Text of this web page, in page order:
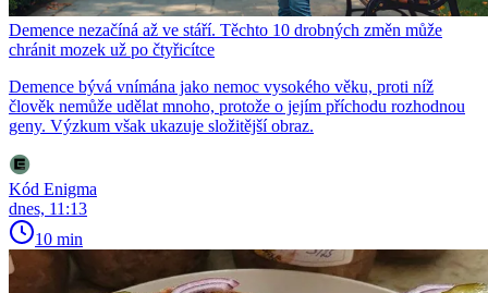
Demence nezačíná až ve stáří. Těchto 10 drobných změn může
chránit mozek už po čtyřicítce
Demence bývá vnímána jako nemoc vysokého věku, proti níž
člověk nemůže udělat mnoho, protože o jejím příchodu rozhodnou
geny. Výzkum však ukazuje složitější obraz.
Kód Enigma
dnes, 11:13
10 min